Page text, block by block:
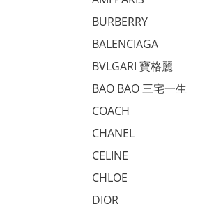
BURBERRY
BALENCIAGA
BVLGARI 寶格麗
BAO BAO 三宅一生
COACH
CHANEL
CELINE
CHLOE
DIOR